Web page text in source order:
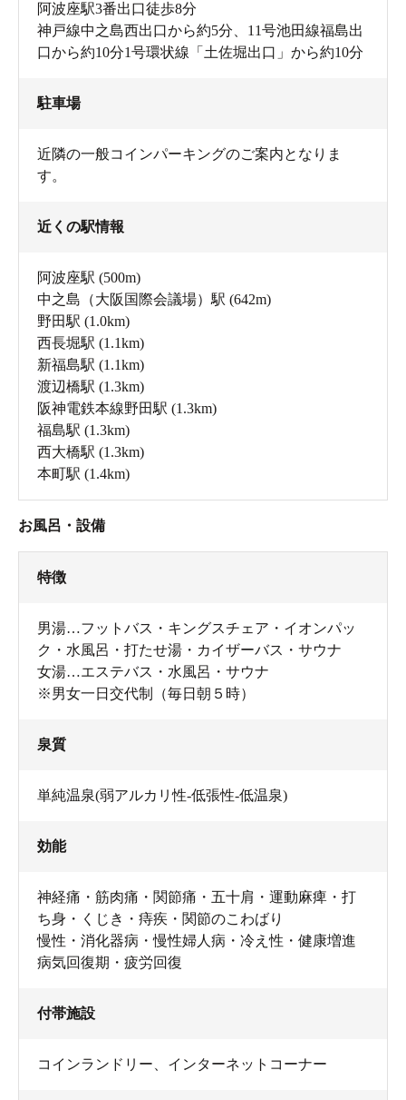
阿波座駅3番出口徒歩8分
神戸線中之島西出口から約5分、11号池田線福島出
口から約10分1号環状線「土佐堀出口」から約10分
駐車場
近隣の一般コインパーキングのご案内となりま
す。
近くの駅情報
阿波座駅 (500m)
中之島（大阪国際会議場）駅 (642m)
野田駅 (1.0km)
西長堀駅 (1.1km)
新福島駅 (1.1km)
渡辺橋駅 (1.3km)
阪神電鉄本線野田駅 (1.3km)
福島駅 (1.3km)
西大橋駅 (1.3km)
本町駅 (1.4km)
お風呂・設備
特徴
男湯…フットバス・キングスチェア・イオンパッ
ク・水風呂・打たせ湯・カイザーバス・サウナ
女湯…エステバス・水風呂・サウナ
※男女一日交代制（毎日朝５時）
泉質
単純温泉(弱アルカリ性-低張性-低温泉)
効能
神経痛・筋肉痛・関節痛・五十肩・運動麻痺・打
ち身・くじき・痔疾・関節のこわばり
慢性・消化器病・慢性婦人病・冷え性・健康増進
病気回復期・疲労回復
付帯施設
コインランドリー、インターネットコーナー